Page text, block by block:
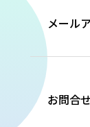
メール
お問合